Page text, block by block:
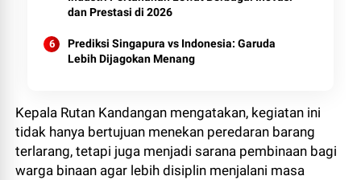
dan Prestasi di 2026
Prediksi Singapura vs Indonesia: Garuda
Lebih Dijagokan Menang
Kepala Rutan Kandangan mengatakan, kegiatan ini
tidak hanya bertujuan menekan peredaran barang
terlarang, tetapi juga menjadi sarana pembinaan bagi
warga binaan agar lebih disiplin menjalani masa